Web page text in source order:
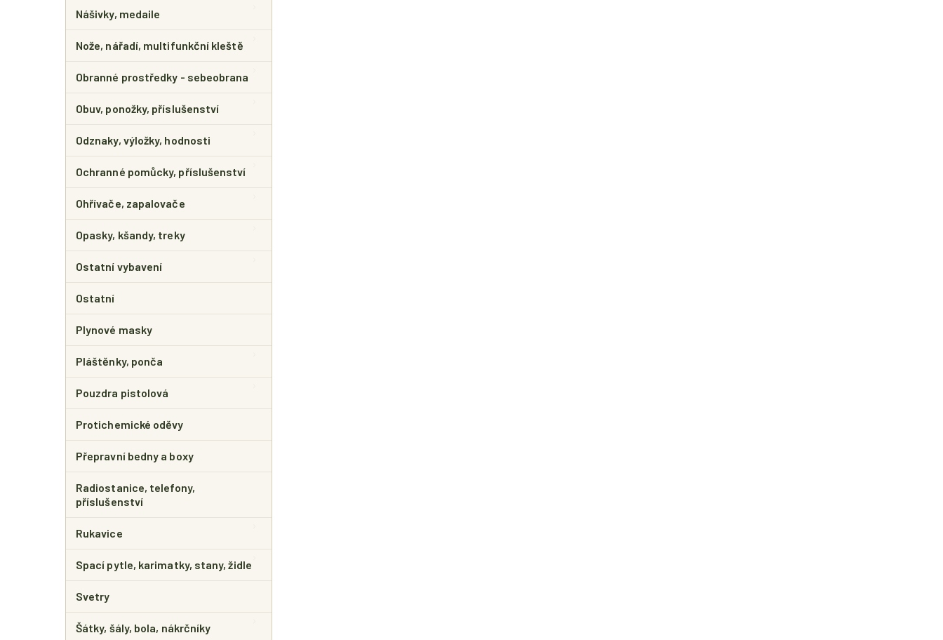
Nášivky, medaile
Nože, nářadí, multifunkční kleště
Obranné prostředky - sebeobrana
Obuv, ponožky, příslušenství
Odznaky, výložky, hodnosti
Ochranné pomůcky, příslušenství
Ohřívače, zapalovače
Opasky, kšandy, treky
Ostatní vybavení
Ostatní
Plynové masky
Pláštěnky, ponča
Pouzdra pistolová
Protichemické oděvy
Přepravní bedny a boxy
Radiostanice, telefony,
příslušenství
Rukavice
Spací pytle, karimatky, stany, židle
Svetry
Šátky, šály, bola, nákrčníky